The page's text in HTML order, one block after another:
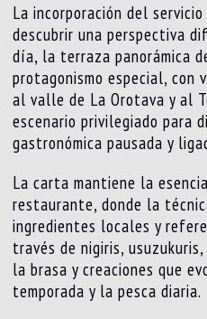
La incorporación del
descubrir una perspectiva
día, la terraza panorámica
protagonismo especial,
al valle de La Orotava y al
escenario privilegiado para
gastronómica pausada y
La carta mantiene la
restaurante, donde la
ingredientes locales y
través de nigiris,
la brasa y creaciones que
temporada y la pesca diaria.